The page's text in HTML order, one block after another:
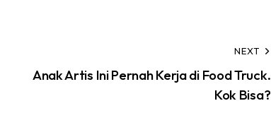
NEXT
Anak Artis Ini Pernah Kerja di Food Truck.
Kok Bisa?